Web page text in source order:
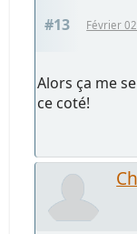
#13 Février
Alors ça me
ce coté!